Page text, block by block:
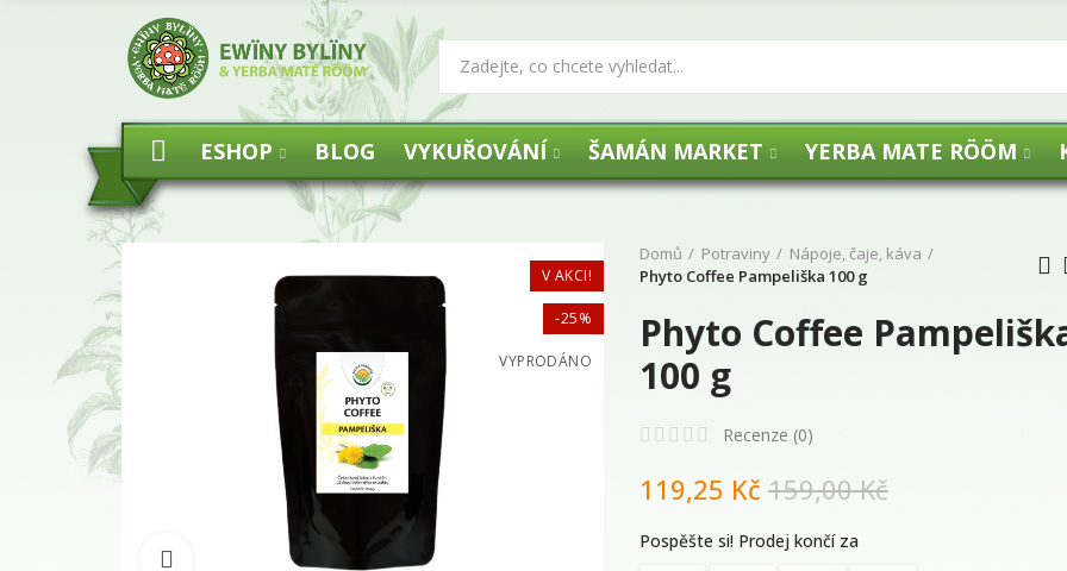
ESHOP BLOG VYKUŘOVÁNÍ ŠAMÁN MARKET YERBA MATE RÖÖM
V AKCI!
-25%
VYPRODÁNO
Klikněte pro zvětšení
Domů Potraviny
Nápoje, čaje, káva
Phyto Coffee Pampeliška 100 g
Phyto Coffee
100 g
Recenze (0)
119,25 Kč 159,00 Kč
Pospěšte si! Prodej končí za
UHLÍKY FLOGA -